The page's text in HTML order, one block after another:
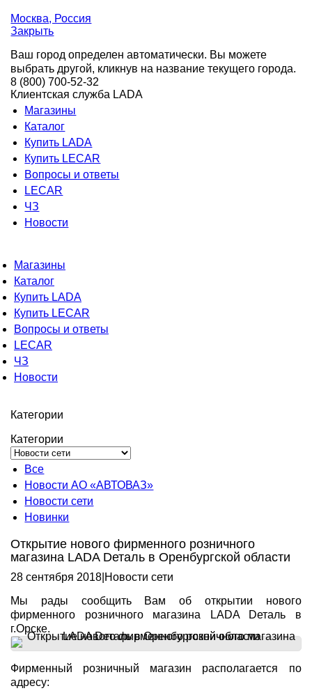
Москва, Россия
Закрыть
Ваш город определен автоматически. Вы можете
выбрать другой, кликнув на название текущего города.
8 (800) 700-52-32
Клиентская служба LADA
Магазины
Каталог
Купить LADA
Купить LECAR
Вопросы и ответы
LECAR
ЧЗ
Новости
Магазины
Каталог
Купить LADA
Купить LECAR
Вопросы и ответы
LECAR
ЧЗ
Новости
Категории
Категории
Все
Новости АО «АВТОВАЗ»
Новости сети
Новинки
Открытие нового фирменного розничного
магазина LADA Dеталь в Оренбургской области
28 сентября 2018 Новости сети
Мы рады сообщить Вам об открытии нового
фирменного розничного магазина LADA Dеталь в
г.Орске.
Фирменный розничный магазин располагается по
адресу: